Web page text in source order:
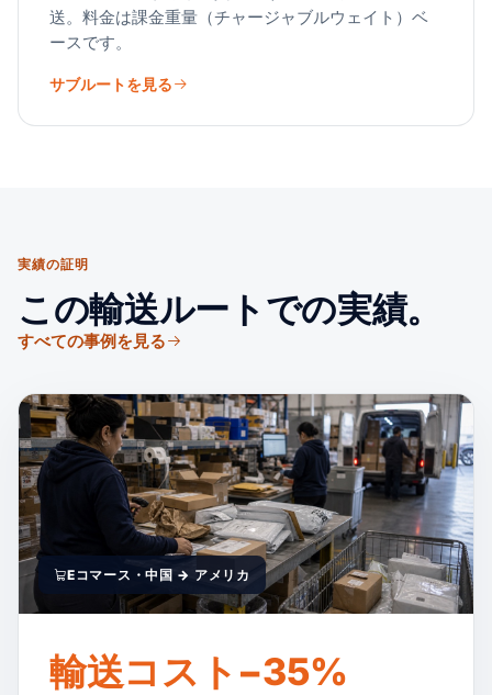
送。料金は課金重量（チャージャブルウェイト）ベ
ースです。
サブルートを見る
実績の証明
この輸送ルートでの実績。
すべての事例を見る
Eコマース・中国 → アメリカ
輸送コスト−35%